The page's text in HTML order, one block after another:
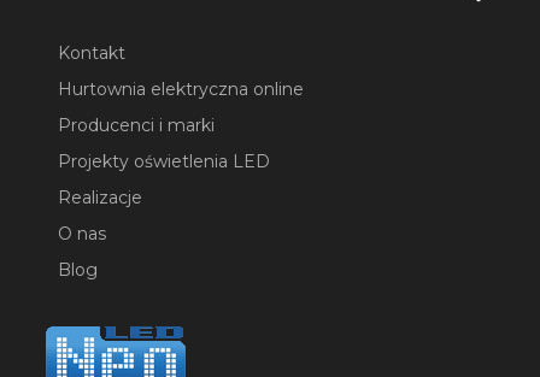
Kontakt
Hurtownia elektryczna online
Producenci i marki
Projekty oświetlenia LED
Realizacje
O nas
Blog